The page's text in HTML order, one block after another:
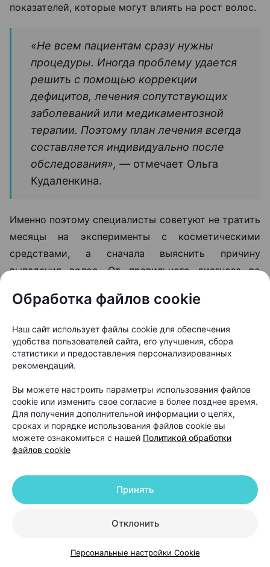
показателей, которые могут влиять на рост волос.
«Не всем пациентам сразу нужны
процедуры. Иногда проблему удается
решить с помощью коррекции
дефицитов, лечения сопутствующих
заболеваний или медикаментозной
терапии. Поэтому план лечения всегда
составляется индивидуально после
обследования», — отмечает Ольга
Кудаленкина.
Именно поэтому специалисты советуют не тратить
месяцы на эксперименты с косметическими
средствами, а сначала выяснить причину
выпадения волос. От правильного диагноза во
лечения.
Почему выпадают волосы и
можно ли остановить этот
процесс
Когда человек замечает усиленное выпадение
волос, первый вопрос обычно звучит одинаково:
можно ли это остановить? Ответ зависит от
причины проблемы.
У женщин выпадение волос чаще
изменениями, дефицитными
беременностью, заболеваниями
Обработка файлов cookie
Наш сайт использует файлы cookie для обеспечения
удобства пользователей сайта, его улучшения, сбора
статистики и предоставления персонализированных
рекомендаций.
Вы можете настроить параметры использования файлов
cookie или изменить свое согласие в более позднее время.
Для получения дополнительной информации о целях,
сроках и порядке использования файлов cookie вы
можете ознакомиться с нашей Политикой обработки
файлов cookie
Отклонить
Принять
Персональные настройки Cookie